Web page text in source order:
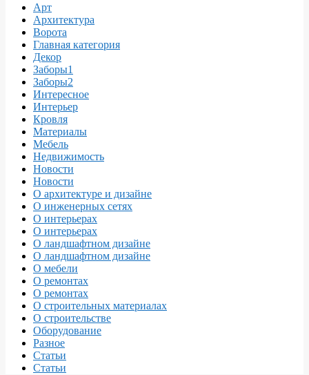
Арт
Архитектура
Ворота
Главная категория
Декор
Заборы1
Заборы2
Интересное
Интерьер
Кровля
Материалы
Мебель
Недвижимость
Новости
Новости
О архитектуре и дизайне
О инженерных сетях
О интерьерах
О интерьерах
О ландшафтном дизайне
О ландшафтном дизайне
О мебели
О ремонтах
О ремонтах
О строительных материалах
О строительстве
Оборудование
Разное
Статьи
Статьи